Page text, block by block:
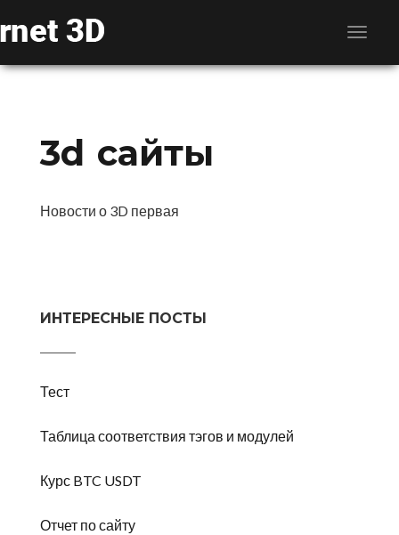
3d сайты
Новости о 3D первая
ИНТЕРЕСНЫЕ ПОСТЫ
Тест
Таблица соответствия тэгов и модулей
Курс BTC USDT
Отчет по сайту